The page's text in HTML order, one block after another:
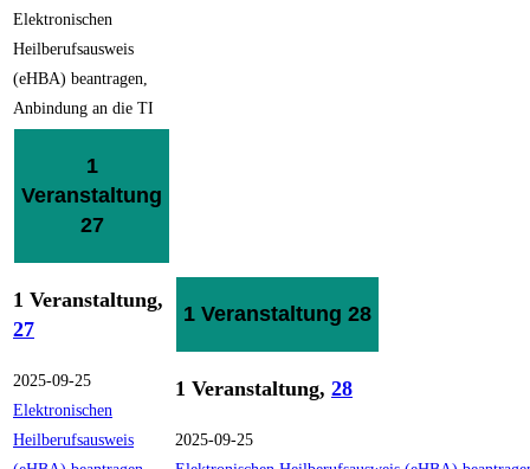
Elektronischen
Heilberufsausweis
(eHBA) beantragen,
Anbindung an die TI
1
Veranstaltung
27
1 Veranstaltung,
27
2025-09-25
Elektronischen
Heilberufsausweis
1 Veranstaltung 28
1 Veranstaltung, 28
2025-09-25